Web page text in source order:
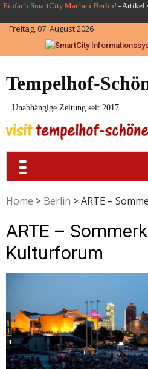
Skip
to
content
Einfach.SmartCity.Machen:Berlin! -Artikel
Freitag, 07. August 2026
Tempelhof-
Unabhängige Zeitung seit 2017
Home > Berlin >ARTE –
ARTE –
Kulturforum